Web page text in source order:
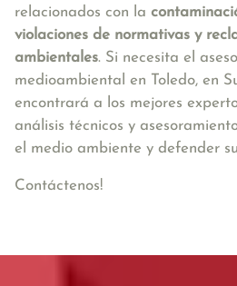
relacionados con la
violaciones de normativas y
ambientales. Si necesita el
medioambiental en Toledo, en
encontrará a los mejores
análisis técnicos y
el medio ambiente y defender
Contáctenos!